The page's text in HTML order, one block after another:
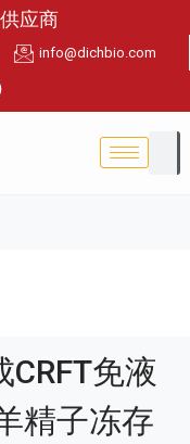
应商
info@dichbio.com
免液
精子冻存